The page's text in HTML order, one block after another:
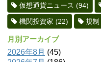
仮想通貨ニュース (94)
機関投資家 (22) 規制
月別アーカイブ
2026年8月 (45)